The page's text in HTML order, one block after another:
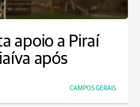
apoio a Piraí
após
CAMPOS GERAIS